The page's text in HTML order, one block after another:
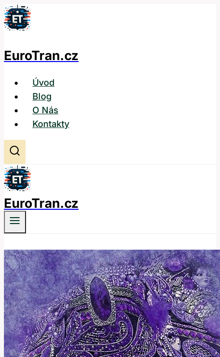
Přeskočit
na
EuroTran.cz
Úvod
Blog
O Nás
Kontakty
EuroTran.cz